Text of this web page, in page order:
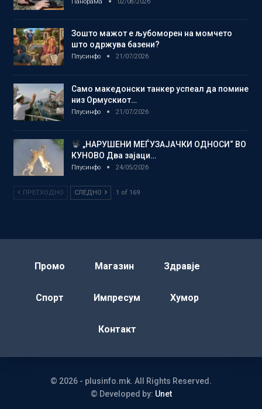
Зошто мажот е љубоморен на момчето
што одржува базени?
Плусинфо 21/07/2026
Само македонски танкер успеал да помине
низ Ормускиот…
Плусинфо 21/07/2026
„НАРУШЕНИ МЕЃУЗАЈАЧКИ ОДНОСИ“ ВО
КУНОВО Два зајаци…
Плусинфо 24/05/2026
ПРЕТХОДНО СЛЕДНО 1 of 169
Промо Магазин Здравје
Спорт Импресум Хумор
Контакт
© 2026 - plusinfo.mk. All Rights Reserved.
© Developed by: Unet